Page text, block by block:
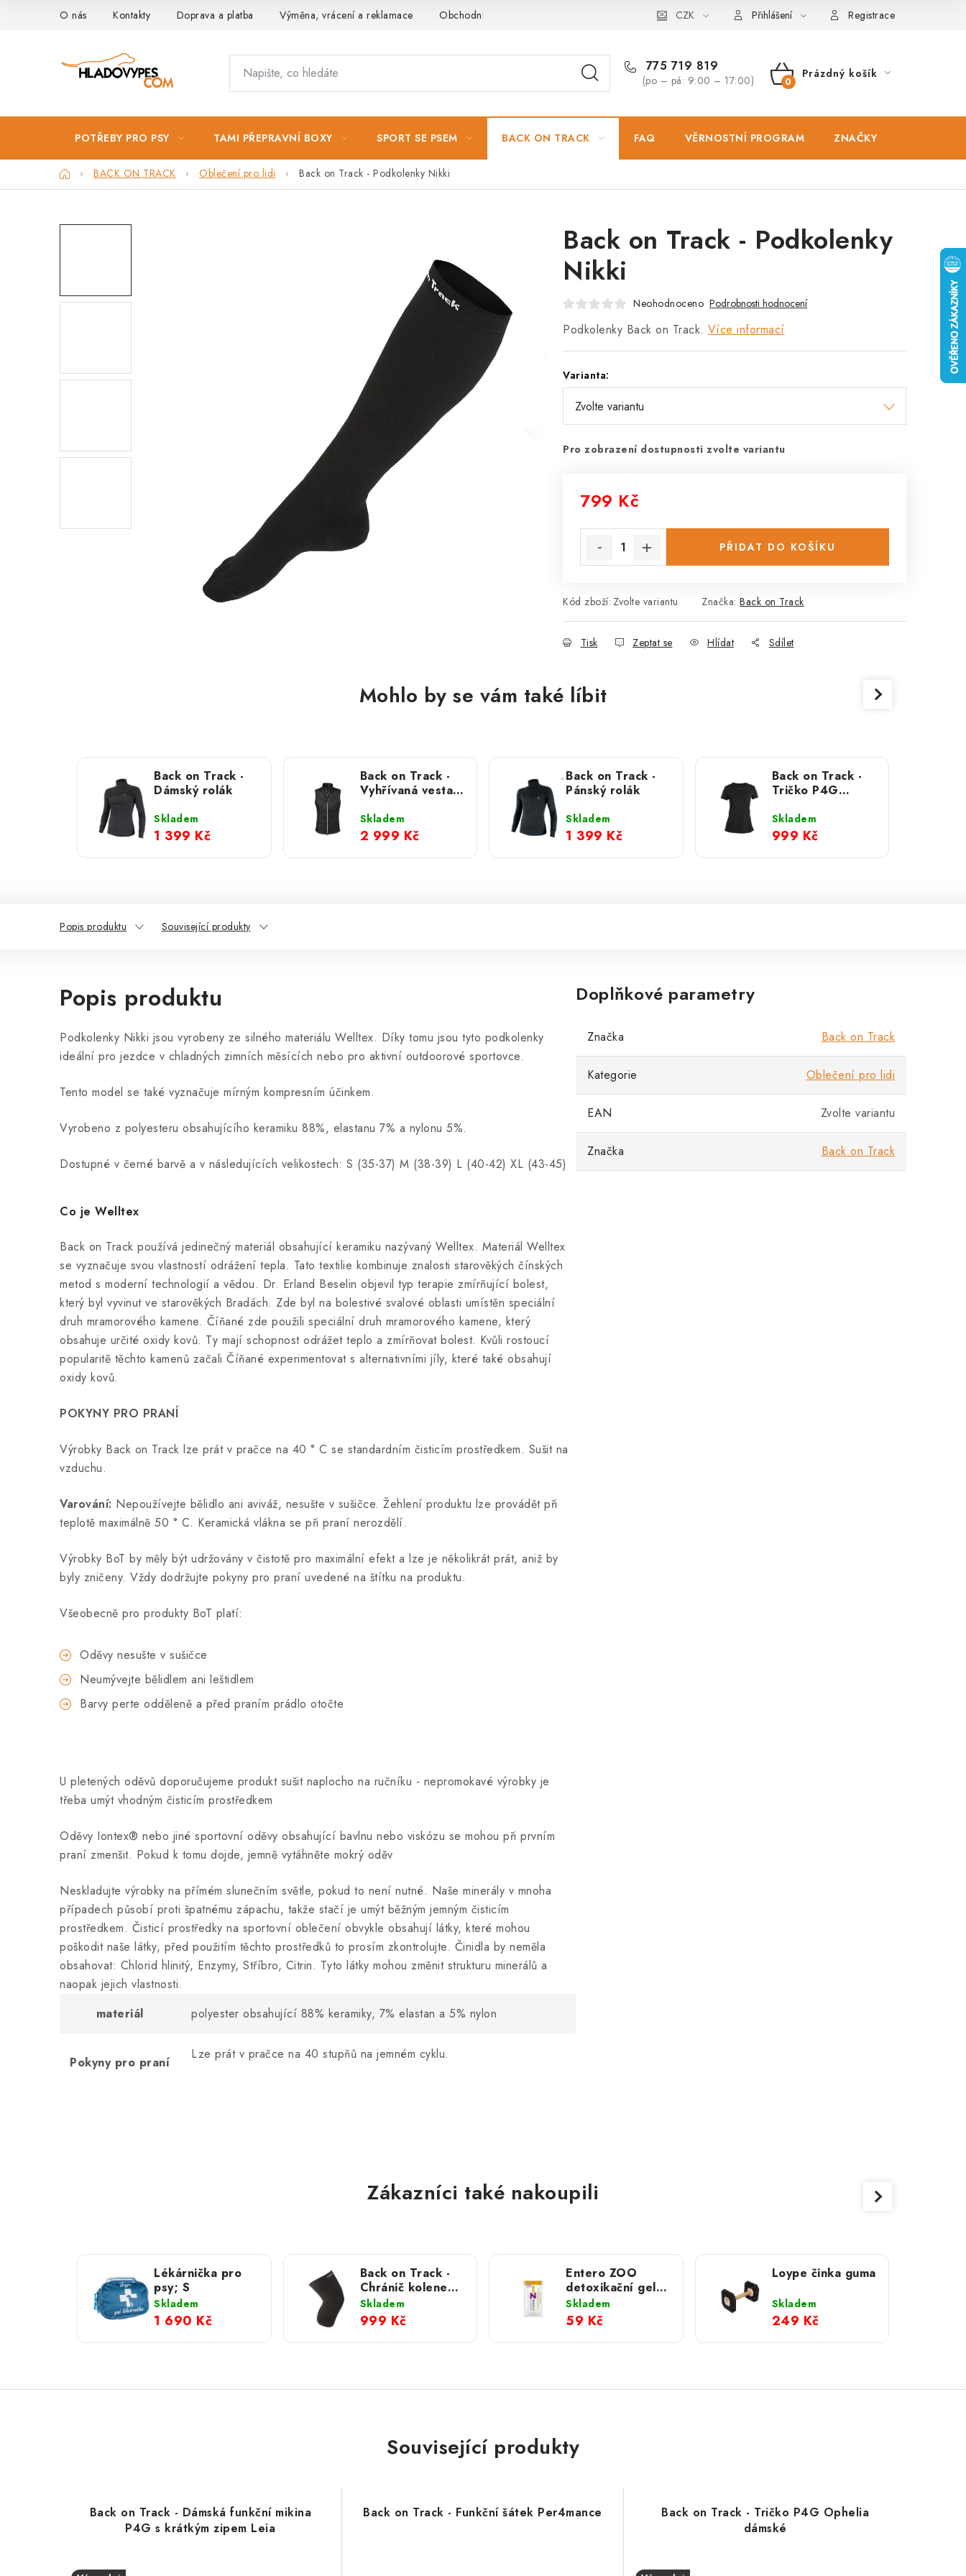
O nás Kontakty Doprava a platba Výměna, vrácení a reklamace Obchodní podmínky Podmínky ochrany osobních údajů Zásady použivání souboru cookies
CZK Přihlášení Registrace
775 719 819
(po – pá: 9:00 – 17:00)
NÁKUPNÍ
Prázdný košík
POTŘEBY PRO PSY TAMI PŘEPRAVNÍ BOXY SPORT SE PSEM BACK ON TRACK FAQ VĚRNOSTNÍ PROGRAM ZNAČKY
DomůBACK ON TRACK Oblečení pro lidi Back on Track - Podkolenky Nikki
Back on Track - Podkolenky
Nikki
Neohodnoceno Podrobnosti hodnocení
Podkolenky Back on Track. Více informací
Varianta:
Pro zobrazení dostupnosti zvolte variantu
799 Kč
PŘIDAT DO KOŠÍKU
Kód zboží: Zvolte variantu Značka: Back on Track
Tisk Zeptat se Hlídat Sdílet
Mohlo by se vám také líbit
Back on Track -
Dámský rolák
Skladem
1 399 Kč
Back on Track -
Vyhřívaná vesta
Skladem
2 999 Kč
Back on Track -
Pánský rolák
Skladem
1 399 Kč
Back on Track -
Tričko P4G
Skladem
999 Kč
Popis produktu Související produkty
Popis produktu
Podkolenky Nikki jsou vyrobeny ze silného materiálu Welltex. Díky tomu jsou tyto podkolenky
ideální pro jezdce v chladných zimních měsících nebo pro aktivní outdoorové sportovce.
Tento model se také vyznačuje mírným kompresním účinkem.
Vyrobeno z polyesteru obsahujícího keramiku 88%, elastanu 7% a nylonu 5%.
Dostupné v černé barvě a v následujících velikostech: S (35-37) M (38-39) L (40-42) XL (43-45)
Co je Welltex
Back on Track používá jedinečný materiál obsahující keramiku nazývaný Welltex. Materiál Welltex
se vyznačuje svou vlastností odrážení tepla. Tato textilie kombinuje znalosti starověkých čínských
metod s moderní technologií a vědou. Dr. Erland Beselin objevil typ terapie zmírňující bolest,
který byl vyvinut ve starověkých Bradách. Zde byl na bolestivé svalové oblasti umístěn speciální
druh mramorového kamene. Číňané zde použili speciální druh mramorového kamene, který
obsahuje určité oxidy kovů. Ty mají schopnost odrážet teplo a zmírňovat bolest. Kvůli rostoucí
popularitě těchto kamenů začali Číňané experimentovat s alternativními jíly, které také obsahují
oxidy kovů.
POKYNY PRO PRANÍ
Výrobky Back on Track lze prát v pračce na 40 ° C se standardním čisticím prostředkem. Sušit na
vzduchu.
Varování: Nepoužívejte bělidlo ani aviváž, nesušte v sušičce. Žehlení produktu lze provádět při
teplotě maximálně 50 ° C. Keramická vlákna se při praní nerozdělí.
Výrobky BoT by měly být udržovány v čistotě pro maximální efekt a lze je několikrát prát, aniž by
byly zničeny. Vždy dodržujte pokyny pro praní uvedené na štítku na produktu.
Všeobecně pro produkty BoT platí:
Oděvy nesušte v sušičce
Neumývejte bělidlem ani leštidlem
Barvy perte odděleně a před praním prádlo otočte
U pletených oděvů doporučujeme produkt sušit naplocho na ručníku - nepromokavé výrobky je
třeba umýt vhodným čisticím prostředkem
Oděvy Iontex® nebo jiné sportovní oděvy obsahující bavlnu nebo viskózu se mohou při prvním
praní zmenšit. Pokud k tomu dojde, jemně vytáhněte mokrý oděv
Neskladujte výrobky na přímém slunečním světle, pokud to není nutné. Naše minerály v mnoha
případech působí proti špatnému zápachu, takže stačí je umýt běžným jemným čisticím
prostředkem. Čisticí prostředky na sportovní oblečení obvykle obsahují látky, které mohou
poškodit naše látky, před použitím těchto prostředků to prosím zkontrolujte. Činidla by neměla
obsahovat: Chlorid hlinitý, Enzymy, Stříbro, Citrin. Tyto látky mohou změnit strukturu minerálů a
naopak jejich vlastnosti.
materiál
polyester obsahující 88% keramiky, 7% elastan a 5% nylon
Pokyny pro praní
Lze prát v pračce na 40 stupňů na jemném cyklu.
Doplňkové parametry
Značka Back on Track
Kategorie Oblečení pro lidi
EAN Zvolte variantu
Značka Back on Track
Zákazníci také nakoupili
Lékárnička pro
psy; S
Skladem
1 690 Kč
Back on Track -
Chránič kolene
Physio
Skladem
999 Kč
Entero ZOO
detoxikační gel;
sáček 10 g
Skladem
59 Kč
Loype činka guma
Skladem
249 Kč
Související produkty
Back on Track - Dámská funkční mikina
P4G s krátkým zipem Leia
Back on Track - Funkční šátek Per4mance
Back on Track - Tričko P4G Ophelia
dámské